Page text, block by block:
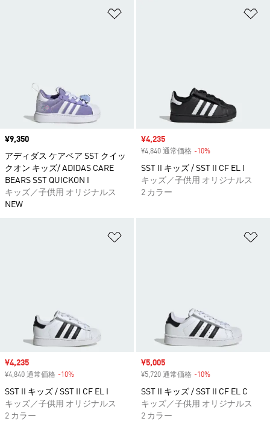
価格
¥9,350
アディダス ケアベア SST クイッ
クオン キッズ/ ADIDAS CARE
BEARS SST QUICKON I
キッズ／子供用 オリジナルス
NEW
セール価格
¥4,235
¥4,840 通常価格 -10%
SST II キッズ / SST II CF EL I
キッズ／子供用 オリジナルス
2 カラー
セール価格
¥4,235
¥4,840 通常価格 -10%
SST II キッズ / SST II CF EL I
キッズ／子供用 オリジナルス
2 カラー
セール価格
¥5,005
¥5,720 通常価格 -10%
SST II キッズ / SST II CF EL C
キッズ／子供用 オリジナルス
2 カラー